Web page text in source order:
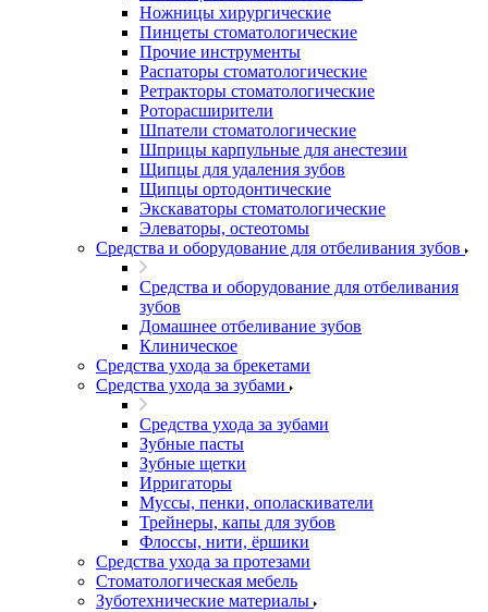
Ножницы хирургические
Пинцеты стоматологические
Прочие инструменты
Распаторы стоматологические
Ретракторы стоматологические
Роторасширители
Шпатели стоматологические
Шприцы карпульные для анестезии
Щипцы для удаления зубов
Щипцы ортодонтические
Экскаваторы стоматологические
Элеваторы, остеотомы
Средства и оборудование для отбеливания зубов
Средства и оборудование для отбеливания
зубов
Домашнее отбеливание зубов
Клиническое
Средства ухода за брекетами
Средства ухода за зубами
Средства ухода за зубами
Зубные пасты
Зубные щетки
Ирригаторы
Муссы, пенки, ополаскиватели
Трейнеры, капы для зубов
Флоссы, нити, ёршики
Средства ухода за протезами
Стоматологическая мебель
Зуботехнические материалы